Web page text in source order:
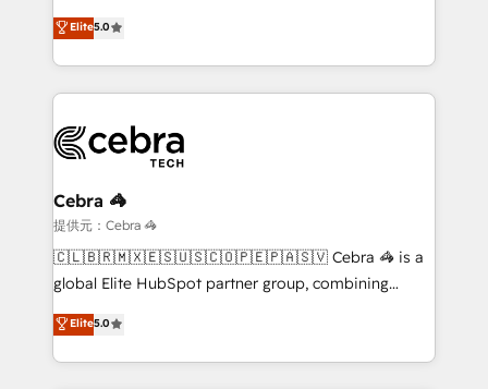
projects • Clients in 30+ industries • Proprietary
technology for integrations • Multilingual team:
processes into a seamless, high-performing revenue
engine. We combine RevOps strategy with deep
technical execution to help teams scale faster—with
cleaner data, smarter automation, and more
Implementation & Migration · Native & Custom
Reporting & Analytics · GTM Architecture · Sales &
Marketing Enablement If you’re ready to elevate
HubSpot from “just your CRM” to your growth
infrastructure—let’s talk.
Elite5.0
Cebra 🦓
提供元：Cebra 🦓
🇨🇱🇧🇷🇲🇽🇪🇸🇺🇸🇨🇴🇵🇪🇵🇦🇸🇻 Cebra 🦓 is a
global Elite HubSpot partner group, combining
technology, marketing and media expertise across
Latin America and Southern Europe, with teams
across 9 countries. Born in Chile, we combine local
Elite5.0